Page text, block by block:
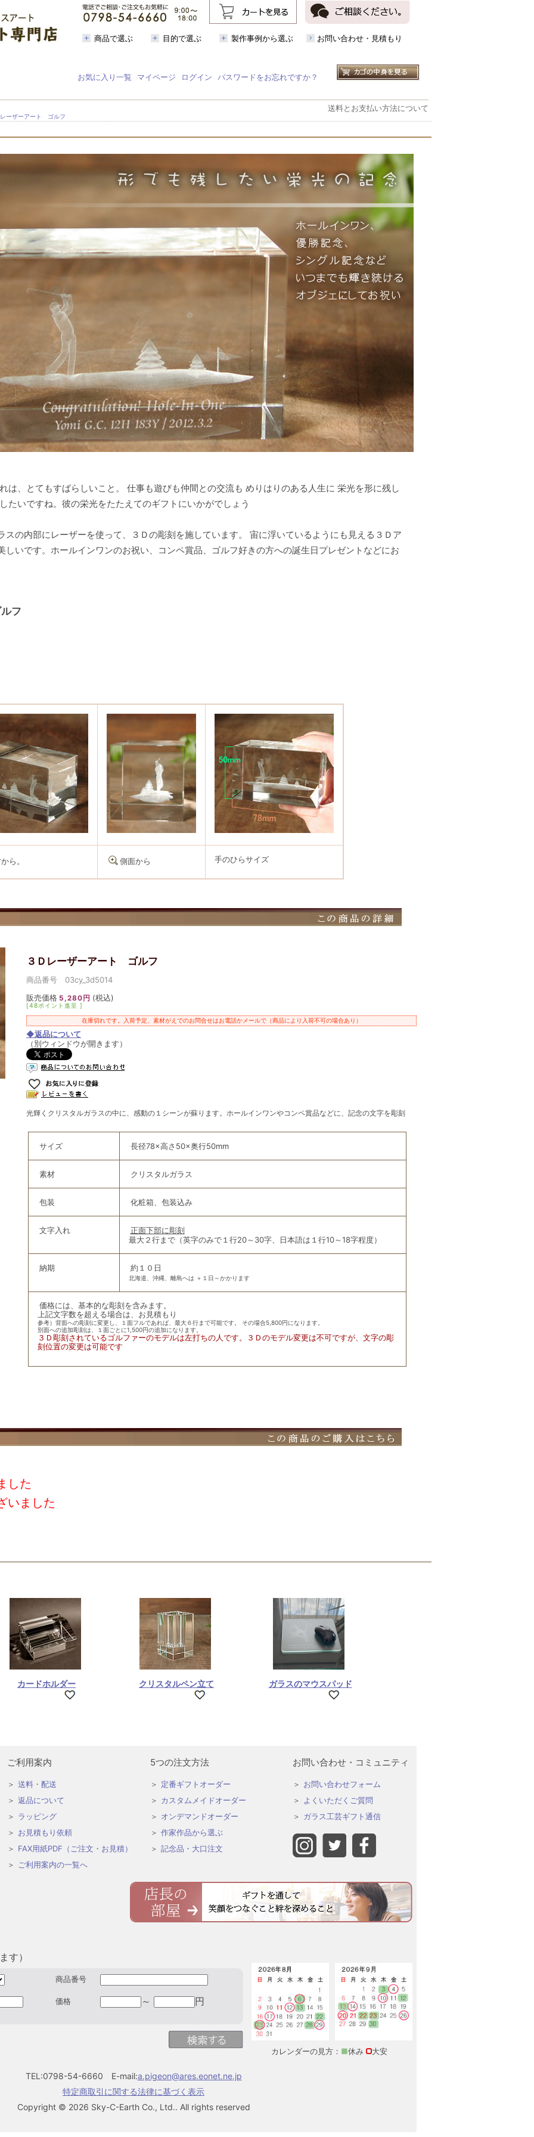
商品で選ぶ 目的で選ぶ 製作事例から選ぶ お問い合わせ・見積もり
お気に入り一覧 マイページ ログイン パスワードをお忘れですか？
送料とお支払い方法について
ーザーアート ゴルフ
は、とてもすばらしいこと。 仕事も遊びも仲間との交流も めりはりのある人生に 栄光を形に残し
たいですね。彼の栄光をたたえてのギフトにいかがでしょう
スの内部にレーザーを使って、３Ｄの彫刻を施しています。 宙に浮いているようにも見える３Ｄア
しいです。ホールインワンのお祝い、コンペ賞品、ゴルフ好きの方への誕生日プレゼントなどにお
フ
ら。 側面から 手のひらサイズ
３Ｄレーザーアート ゴルフ
商品番号 03cy_3d5014
販売価格 5,280円 (税込)
[48ポイント進呈 ]
在庫切れです。入荷予定、素材がえでのお問合せはお電話かメールで（商品により入荷不可の場合あり）
◆返品について
（別ウィンドウが開きます）
光輝くクリスタルガラスの中に、感動の１シーンが蘇ります。ホールインワンやコンペ賞品などに、記念の文字を彫刻
サイズ 長径78×高さ50×奥行50mm
素材 クリスタルガラス
包装 化粧箱、包装込み
文字入れ
正面下部に彫刻
最大２行まで（英字のみで１行20～30字、日本語は１行10～18字程度）
納期 約１０日
北海道、沖縄、離島へは ＋１日～かかります
価格には、基本的な彫刻を含みます。
上記文字数を超える場合は、お見積もり
参考）背面への彫刻に変更し、１面フルであれば、最大６行まで可能です。 その場合5,800円になります。
別面への追加彫刻は、１面ごとに1,500円の追加になります。
３Ｄ彫刻されているゴルファーのモデルは左打ちの人です。３Ｄのモデル変更は不可ですが、文字の彫
刻位置の変更は可能です
した
いました
カードホルダー クリスタルペン立て ガラスのマウスパッド
ご利用案内
送料・配送
返品について
ラッピング
お見積もり依頼
FAX用紙PDF（ご注文・お見積）
ご利用案内の一覧へ
5つの注文方法
定番ギフトオーダー
カスタムメイドオーダー
オンデマンドオーダー
作家作品から選ぶ
記念品・大口注文
お問い合わせ・コミュニティ
お問い合わせフォーム
よくいただくご質問
ガラス工芸ギフト通信
す）
商品番号
価格 ～ 円
カレンダーの見方： ■休み 大安
TEL:0798-54-6660 E-mail:a.pigeon@ares.eonet.ne.jp
特定商取引に関する法律に基づく表示
Copyright © 2026 Sky-C-Earth Co., Ltd.. All rights reserved